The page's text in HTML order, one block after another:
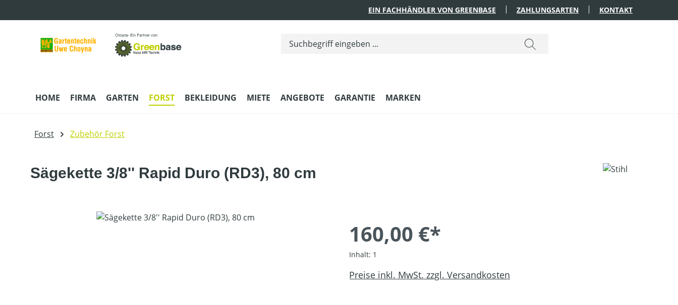
EIN FACHHÄNDLER VON GREENBASE ZAHLUNGSARTEN KONTAKT
HOME FIRMA GARTEN FORST BEKLEIDUNG MIETE ANGEBOTE GARANTIE MARKEN
Forst Zubehör Forst
Sägekette 3/8'' Rapid Duro (RD3), 80 cm
Bildergalerie überspringen
160,00 €*
Inhalt: 1
Preise inkl. MwSt. zzgl. Versandkosten